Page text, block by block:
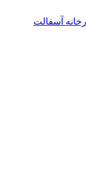
آسفالت